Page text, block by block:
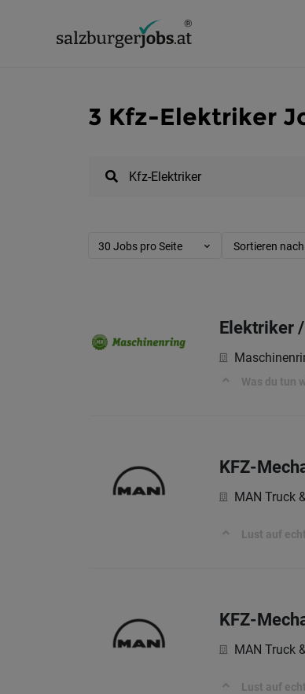
3 Kfz-Elektriker
30 Jobs pro Seite Sortieren nach
Elektriker
Was du tun
KFZ-
MAN Truck
Lust auf
KFZ-
MAN Truck
Lust auf